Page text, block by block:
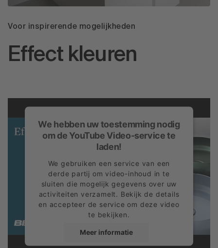
Voor inspirerende mogelijkheden
Effect kleuren
We hebben uw toestemming nodig
om de YouTube Video-service te
laden!
We gebruiken een service van een
derde partij om video-inhoud in te
sluiten die mogelijk gegevens over uw
activiteiten verzamelt. Bekijk de details
en accepteer de service om deze video
te bekijken.
Meer informatie